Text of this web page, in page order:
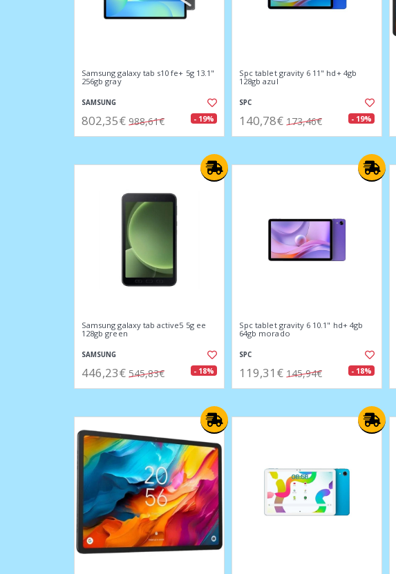
Samsung galaxy tab s10 fe+ 5g 13.1"
256gb gray
SAMSUNG
802,35€ 988,61€ - 19%
Spc tablet gravity 6 11" hd+ 4gb
128gb azul
SPC
140,78€ 173,46€ - 19%
Samsung galaxy tab active5 5g ee
128gb green
SAMSUNG
446,23€ 545,83€ - 18%
Spc tablet gravity 6 10.1" hd+ 4gb
64gb morado
SPC
119,31€ 145,94€ - 18%